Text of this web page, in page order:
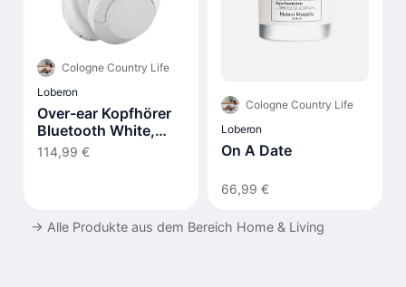
Cologne Country Life
Loberon
Over-ear Kopfhörer
Bluetooth White,
TAH8506WT/00
114,99 €
Cologne Country Life
Loberon
On A Date
66,99 €
→ Alle Produkte aus dem Bereich Home & Living